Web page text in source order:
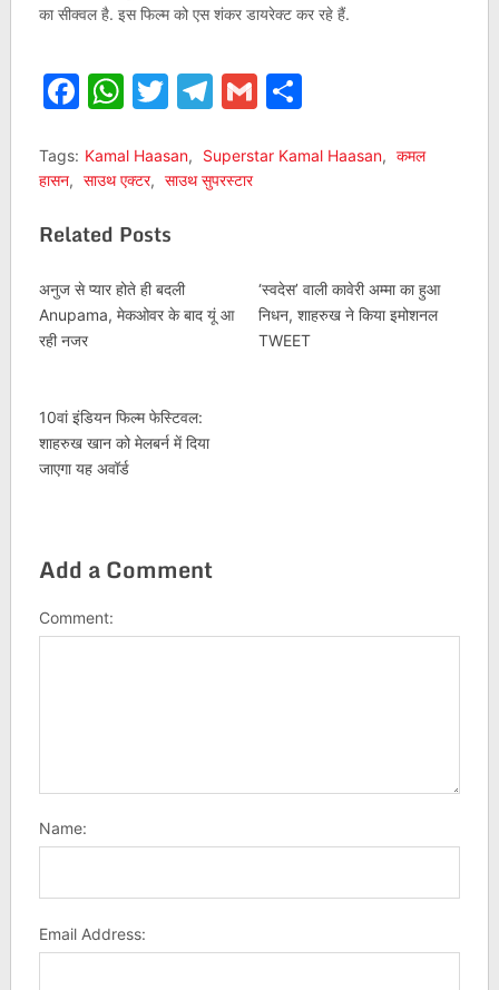
का सीक्वल है. इस फिल्म को एस शंकर डायरेक्ट कर रहे हैं.
Facebook
WhatsApp
Twitter
Telegram
GmailShare
Tags: Kamal Haasan, Superstar Kamal Haasan, कमल
हासन, साउथ एक्टर, साउथ सुपरस्टार
Related Posts
अनुज से प्यार होते ही बदली
Anupama, मेकओवर के बाद यूं आ
रही नजर
‘स्वदेस’ वाली कावेरी अम्मा का हुआ
निधन, शाहरुख ने किया इमोशनल
TWEET
10वां इंडियन फिल्म फेस्टिवल:
शाहरुख खान को मेलबर्न में दिया
जाएगा यह अवॉर्ड
Add a Comment
Comment:
Name:
Email Address: